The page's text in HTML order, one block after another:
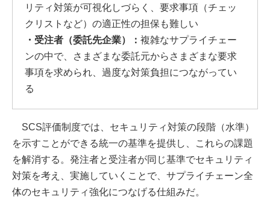
リティ対策が可視化しづらく、要求事項（チェッ
クリストなど）の適正性の担保も難しい
・受注者（委託先企業）： 複雑なサプライチェー
ンの中で、さまざまな委託元からさまざまな要求
事項を求められ、過度な対策負担につながってい
る
SCS評価制度では、セキュリティ対策の段階（水準）
を示すことができる統一の基準を提供し、これらの課題
を解消する。発注者と受注者が同じ基準でセキュリティ
対策を考え、実施していくことで、サプライチェーン全
体のセキュリティ強化につなげる仕組みだ。